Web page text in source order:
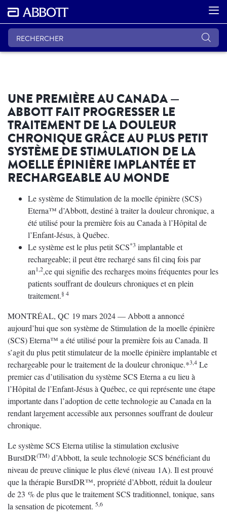
UNE PREMIÈRE AU CANADA —
ABBOTT FAIT PROGRESSER LE
TRAITEMENT DE LA DOULEUR
CHRONIQUE GRÂCE AU PLUS PETIT
SYSTÈME DE STIMULATION DE LA
MOELLE ÉPINIÈRE IMPLANTÉE ET
RECHARGEABLE AU MONDE
Le système de Stimulation de la moelle épinière (SCS)
Eterna™ d’Abbott, destiné à traiter la douleur chronique, a
été utilisé pour la première fois au Canada à l’Hôpital de
l’Enfant-Jésus, à Québec.
Le système est le plus petit SCS*3 implantable et
rechargeable; il peut être rechargé sans fil cinq fois par
an1,2,ce qui signifie des recharges moins fréquentes pour les
patients souffrant de douleurs chroniques et en plein
traitement.§ 4
MONTRÉAL, QC 19 mars 2024 — Abbott a annoncé
aujourd’hui que son système de Stimulation de la moelle épinière
(SCS) Eterna™ a été utilisé pour la première fois au Canada. Il
s’agit du plus petit stimulateur de la moelle épinière implantable et
rechargeable pour le traitement de la douleur chronique.*3,4 Le
premier cas d’utilisation du système SCS Eterna a eu lieu à
l’Hôpital de l’Enfant-Jésus à Québec, ce qui représente une étape
importante dans l’adoption de cette technologie au Canada en la
rendant largement accessible aux personnes souffrant de douleur
chronique.
Le système SCS Eterna utilise la stimulation exclusive
BurstDR(TM) d’Abbott, la seule technologie SCS bénéficiant du
niveau de preuve clinique le plus élevé (niveau 1A). Il est prouvé
que la thérapie BurstDR™, propriété d’Abbott, réduit la douleur
de 23 % de plus que le traitement SCS traditionnel, tonique, sans
la sensation de picotement. 5,6